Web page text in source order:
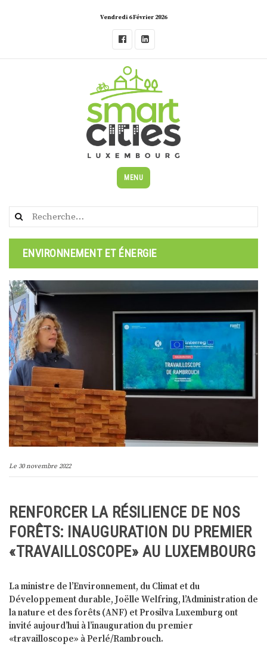
Vendredi 6 Février 2026
MENU
Rechercher :
ENVIRONNEMENT ET ÉNERGIE
Le 30 novembre 2022
RENFORCER LA RÉSILIENCE DE NOS
FORÊTS: INAUGURATION DU PREMIER
«TRAVAILLOSCOPE» AU LUXEMBOURG
La ministre de l’Environnement, du Climat et du
Développement durable, Joëlle Welfring, l’Administration de
la nature et des forêts (ANF) et Prosilva Luxemburg ont
invité aujourd’hui à l’inauguration du premier
«travailloscope» à Perlé/Rambrouch.